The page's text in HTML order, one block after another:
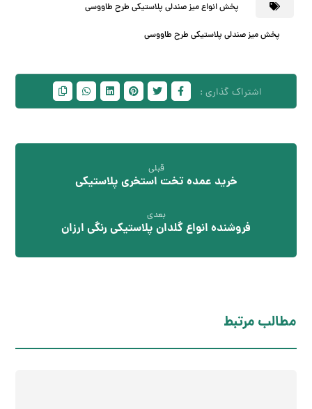
پخش انواع میز صندلی پلاستیکی طرح طاووسی
پخش میز صندلی پلاستیکی طرح طاووسی
قبلی
خرید عمده تخت استخری پلاستیکی
بعدی
فروشنده انواع گلدان پلاستیکی رنگی ارزان
مطالب مرتبط